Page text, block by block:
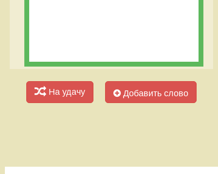
На удачу Добавить слово